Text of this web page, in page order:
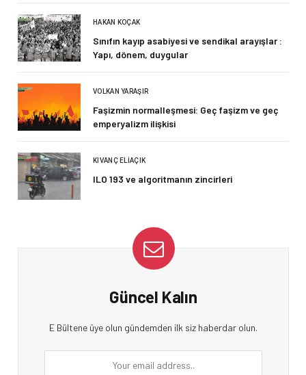
HAKAN KOÇAK
Sınıfın kayıp asabiyesi ve sendikal arayışlar :
Yapı, dönem, duygular
VOLKAN YARAŞIR
Faşizmin normalleşmesi: Geç faşizm ve geç
emperyalizm ilişkisi
KIVANÇ ELIAÇIK
ILO 193 ve algoritmanın zincirleri
Güncel Kalın
E Bültene üye olun gündemden ilk siz haberdar olun.